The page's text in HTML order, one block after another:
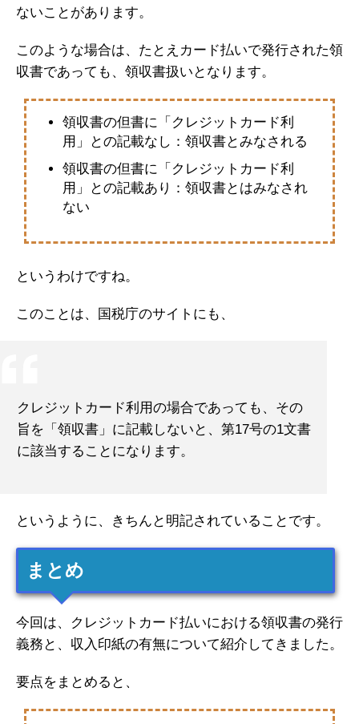
ないことがあります。
このような場合は、たとえカード払いで発行された領
収書であっても、領収書扱いとなります。
領収書の但書に「クレジットカード利
用」との記載なし：領収書とみなされる
領収書の但書に「クレジットカード利
用」との記載あり：領収書とはみなされ
ない
というわけですね。
このことは、国税庁のサイトにも、
クレジットカード利用の場合であっても、その
旨を「領収書」に記載しないと、第17号の1文書
に該当することになります。
というように、きちんと明記されていることです。
まとめ
今回は、クレジットカード払いにおける領収書の発行
義務と、収入印紙の有無について紹介してきました。
要点をまとめると、